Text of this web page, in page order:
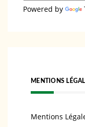
Powered by
MENTIONS
Mentions